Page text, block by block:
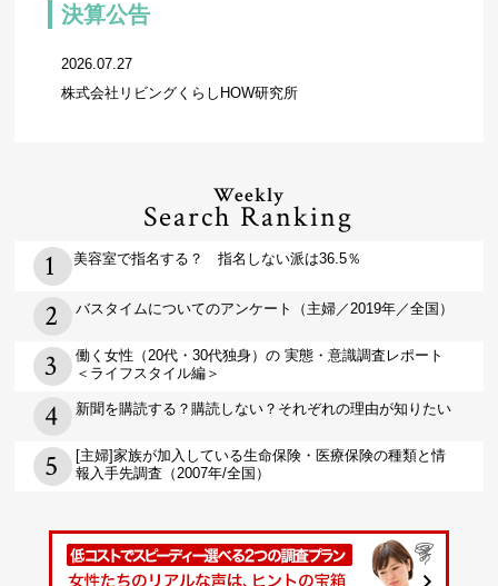
決算公告
2026.07.27
株式会社リビングくらしHOW研究所
Weekly
Search Ranking
美容室で指名する？ 指名しない派は36.5％
バスタイムについてのアンケート（主婦／2019年／全国）
働く女性（20代・30代独身）の 実態・意識調査レポート
＜ライフスタイル編＞
新聞を購読する？購読しない？それぞれの理由が知りたい
[主婦]家族が加入している生命保険・医療保険の種類と情
報入手先調査（2007年/全国）